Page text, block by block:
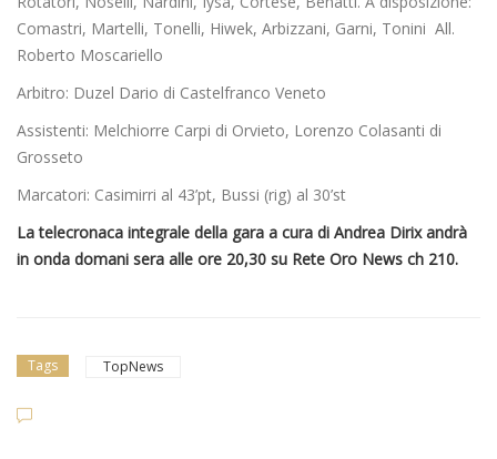
Comastri, Martelli, Tonelli, Hiwek, Arbizzani, Garni, Tonini All.
Roberto Moscariello
Arbitro: Duzel Dario di Castelfranco Veneto
Assistenti: Melchiorre Carpi di Orvieto, Lorenzo Colasanti di
Grosseto
Marcatori: Casimirri al 43’pt, Bussi (rig) al 30’st
La telecronaca integrale della gara a cura di Andrea Dirix andrà
in onda domani sera alle ore 20,30 su Rete Oro News ch 210.
Tags TopNews